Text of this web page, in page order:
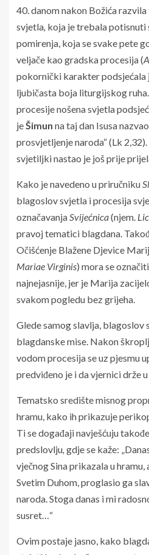
40. danom nakon Božića
svjetla koja je trebala potisnuti
pomirenja, koja se svake pete
veljače kao gradska procesija (
pokornički karakter podsjećala
ljubičasta boja liturgijskog
procesije nošena svjetla
jeŠimun na taj dan Isusa
prosvjetljenje naroda“ (Lk
svjetiljki nastao je još prije
Kako je navedeno u priručniku
blagoslov svjetla i procesija
označavanja Svijećnica(njem.
pravoj tematici blagdana.
Očišćenje Blažene Djevice
Mariae Virginis) mora se
najnejasnije, jer je Marija
svakom pogledu bez grijeha.
Glede samog slavlja, blagoslov
blagdanske mise. Nakon
vodom procesija se uz pjesmu
predviđeno je i da vjernici drže
Tematsko središte misnog
hramu, kako ih prikazuje
Ti se događaji navješćuju
predslovlju gdje se kaže:
vječnog Sina prikazala u hramu,
Svetim Duhom, proglasio ga
naroda. Stoga danas i mi
susret…“
Ovim postaje jasno, kako